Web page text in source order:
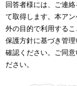
回答者様には、ご連
て取得します。本ア
外の目的で利用する
保護方針に基づき管
確認ください。ご同
ださい。